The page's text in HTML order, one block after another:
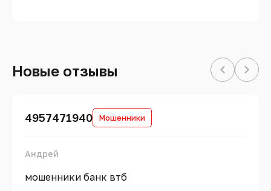
Новые отзывы
4957471940 Мошенники
Андрей
мошенники банк втб